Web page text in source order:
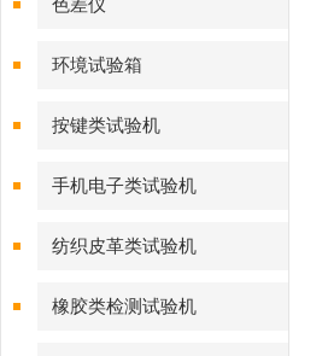
色差仪
环境试验箱
按键类试验机
手机电子类试验机
纺织皮革类试验机
橡胶类检测试验机